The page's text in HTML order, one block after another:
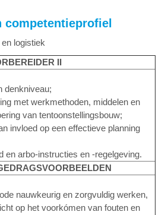
competentieprofiel
logistiek
II
met werkmethoden, middelen en
van tentoonstellingsbouw;
op een effectieve planning
arbo-instructies en -regelgeving.
nauwkeurig en zorgvuldig werken,
op het voorkómen van fouten en